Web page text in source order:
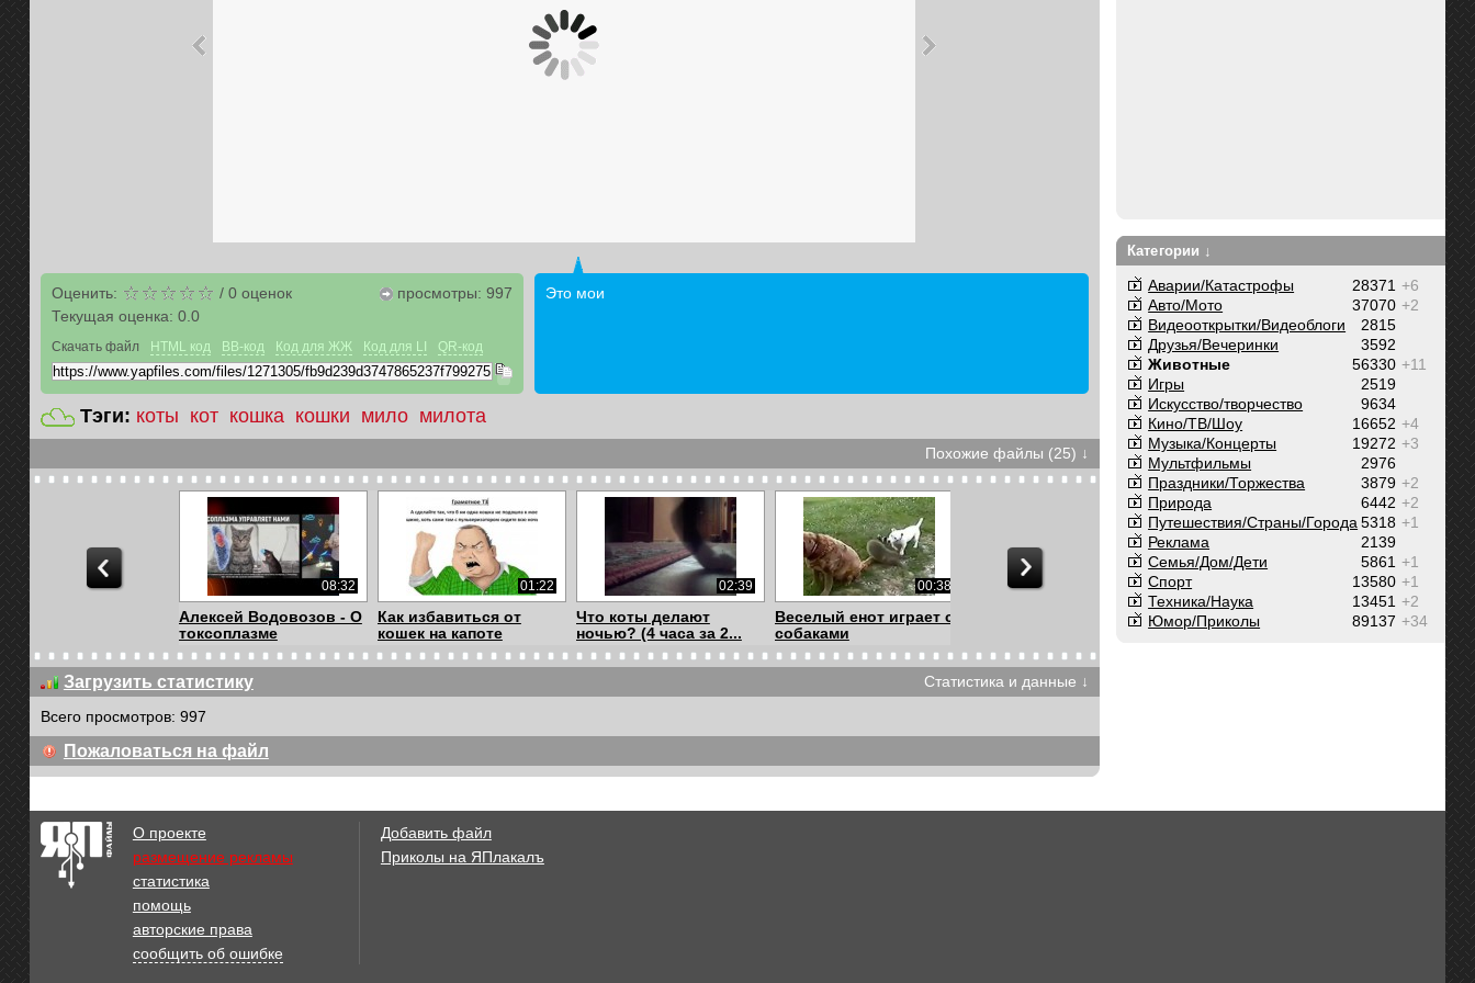
Оценить: / 0оценок
Текущая оценка: 0.0
просмотры: 997
Скачать файл HTML код BB-код Код для ЖЖ Код для LI QR-код
Это мои
Тэги: коты кот кошка кошки мило милота
Похожие файлы (25) ↓
08:32
Алексей Водовозов - О
токсоплазме
01:22
Как избавиться от
кошек на капоте
02:39
Что коты делают
ночью? (4 часа за 2...
00:38
Веселый енот играет с
собаками
00:37
Коты розстються
00:53
Котики и эпилепсия
00:31
Кот обалдел от пения
02:56
AsapSCIENCE - Коты с
Гладь кота!
Загрузить статистику
Статистика и данные ↓
Всего просмотров: 997
Пожаловаться на файл
Категории ↓
+6
28371
Аварии/Катастрофы
+2
37070
Авто/Мото
2815
Видеооткрытки/Видеоблоги
3592
Друзья/Вечеринки
+11
56330
Животные
2519
Игры
9634
Искусство/творчество
+4
16652
Кино/ТВ/Шоу
+3
19272
Музыка/Концерты
2976
Мультфильмы
+2
3879
Праздники/Торжества
+2
6442
Природа
+1
5318
Путешествия/Cтраны/Города
2139
Реклама
+1
5861
Семья/Дом/Дети
+1
13580
Спорт
+2
13451
Техника/Наука
+34
89137
Юмор/Приколы
О проекте
размещение рекламы
статистика
помощь
авторские права
сообщить об ошибке
Добавить файл
Приколы на ЯПлакалъ